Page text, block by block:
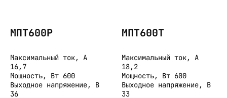
МПТ600Р
Максимальный ток, А
16,7
Мощность, Вт 600
Выходное напряжение, В
36
МПТ600Т
Максимальный ток, А
18,2
Мощность, Вт 600
Выходное напряжение, В
33